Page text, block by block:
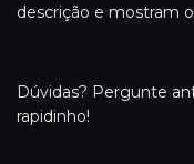
descrição e mostram
Dúvidas? Pergunte
rapidinho!